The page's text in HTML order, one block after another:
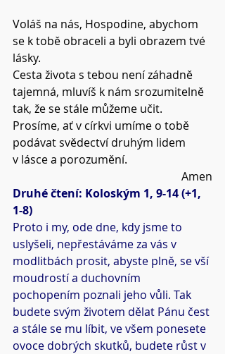
Voláš na nás, Hospodine, abychom
se k tobě obraceli a byli obrazem tvé
lásky.
Cesta života s tebou není záhadně
tajemná, mluvíš k nám srozumitelně
tak, že se stále můžeme učit.
Prosíme, ať v církvi umíme o tobě
podávat svědectví druhým lidem
v lásce a porozumění.
Amen
Druhé čtení: Koloským 1, 9-14 (+1,
1-8)
Proto i my, ode dne, kdy jsme to
uslyšeli, nepřestáváme za vás v
modlitbách prosit, abyste plně, se vší
moudrostí a duchovním
pochopením poznali jeho vůli. Tak
budete svým životem dělat Pánu čest
a stále se mu líbit, ve všem ponesete
ovoce dobrých skutků, budete růst v